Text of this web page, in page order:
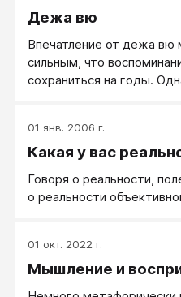
Дежа вю
Впечатление от дежа
сильным, что
сохраниться на годы.
кажется, он помнил,
01 янв. 2006 г.
Какая у вас
Говоря о реальности,
о реальности
01 окт. 2022 г.
Мышление и